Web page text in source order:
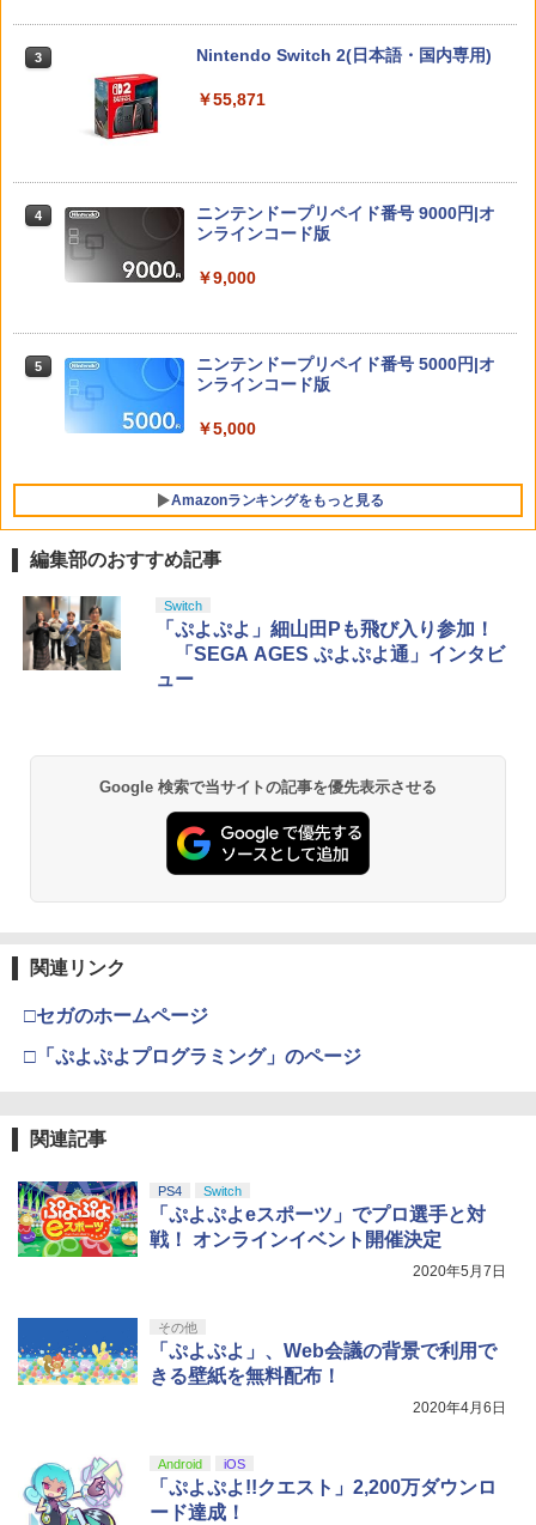
3
3est Switch2用 横置きドックスタンド
【中古】[Switch2] マリオテニス フィー
バー 任天堂(20260212)
￥6,980
5
【楽天ブックス限定特典】ドンキーコン
グ バナンザ(「スーパーマリオ」ステッ
RE：2 Z Versionソフト:プレイステーシ
メイク インターグレードソフト:プレイ
￥2,500
ステーション5ソフト／ロールプレイン
グ・ゲーム
￥2,500
ーラー 接続 USB ハブ スイッチ2 アクセ
サリー 周辺機器 SWITCH2 ◇AL-NS257
4
任天堂 amiibo マンタロー スプラトゥー
ンシリーズ ※大量購入時には納期にお時
間がかかる場合があります
￥2,600
5
Switch2 ケース レザーケース スイッチ2
Nintendo 対応 スイッチ スイッチツー
ポーチ ストラップ付属 オシャレ ソフト
￥3,480
￥6,864
最終楽章 響け！ユーフォニアム 前編 (通
常版)【Blu-ray】 [ (アニメーション) ]
3 Nintendo Switch 2(日本語・国内専用)
￥55,871
4
ニンテンドープリペイド番号 9000円|オ
ンラインコード版
￥9,000
5
ニンテンドープリペイド番号 5000円|オ
ンラインコード版
￥5,000
Amazonランキングをもっと見る
1
PlayStation 5 デジタル・エディション
日本語専用 Console Language: Japan
ese only (CFI-2200B01)
Beast of Reincarnation -PS5 【特典】
プロダクトコード 封入
￥7,286
￥11,849
￥10,737
【純正品】DualSense ワイヤレスコン
￥10,737
1
【純正品】Xbox ワイヤレス コントロー
ラー + USB-C® ケーブル
2
【純正品】Xbox ワイヤレス コントロー
ラー (ロボット ホワイト)
￥7,681
【純正品】Xbox 充電式バッテリー + US
5
【純正品】Xbox Elite ワイヤレス コン
トローラー Series 2 Core Edition (ホワ
1
【Amazon.co.jp限定】劇場版モノノ怪
第三章 蛇神 (Amazon.co.jp限定オリジ
ナル三方背収納ケース付きコレクション)
(オリジナル特典:オリジナル巾着＋メー
劇場版「鬼滅の刃」無限城編 第一章 猗
窩座再来 通常版 [Blu-ray]
劇場版「鬼滅の刃」無限城編 第一章 猗
窩座再来 通常版 [DVD]
4
劇場版「鬼滅の刃」無限城編 第一章 猗
窩座再来 完全生産限定版 [Blu-ray]
5
【Amazon.co.jp限定】劇場版モノノ怪
第三章 蛇神 (オリジナル特典:オリジナル
巾着＋メーカー特典:【坤と離】二振りの
￥8,800
編集部のおすすめ記事
Switch
「ぷよぷよ」細山田Pも飛び入り参加！
「SEGA AGES ぷよぷよ通」インタビ
ュー
Google 検索で当サイトの記事を優先表示させる
関連リンク
□セガのホームページ
□「ぷよぷよプログラミング」のページ
関連記事
PS4 Switch
「ぷよぷよeスポーツ」でプロ選手と対
戦！ オンラインイベント開催決定
2020年5月7日
その他
「ぷよぷよ」、Web会議の背景で利用で
きる壁紙を無料配布！
2020年4月6日
Android iOS
「ぷよぷよ!!クエスト」2,200万ダウンロ
ード達成！